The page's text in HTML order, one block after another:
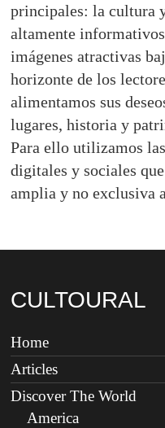
principales: la cultura
altamente
imágenes atractivas
horizonte de los
alimentamos sus
lugares, historia y
Para ello utilizamos
digitales y sociales
amplia y no exclusiva
CULTOURAL
Home
Articles
Discover The World
America